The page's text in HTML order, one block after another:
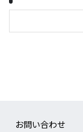
お問い合わせ